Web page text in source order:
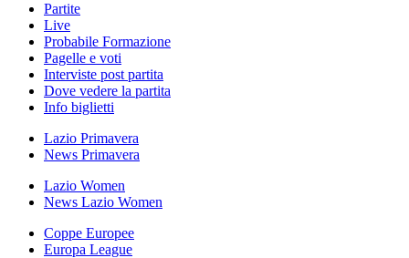
Partite
Live
Probabile Formazione
Pagelle e voti
Interviste post partita
Dove vedere la partita
Info biglietti
Lazio Primavera
News Primavera
Lazio Women
News Lazio Women
Coppe Europee
Europa League